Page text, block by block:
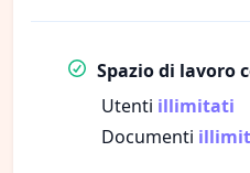
Spazio di lavoro
Utenti illimitati
Documenti